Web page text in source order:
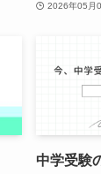
2026年05月
中学受験